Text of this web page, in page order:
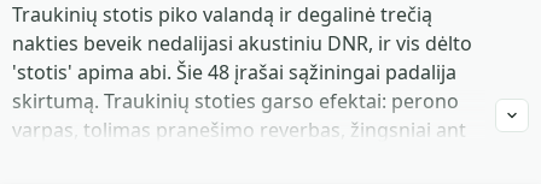
Traukinių stotis piko valandą ir degalinė trečią
nakties beveik nedalijasi akustiniu DNR, ir vis dėlto
'stotis' apima abi. Šie 48 įrašai sąžiningai padalija
skirtumą. Traukinių stoties garso efektai: perono
varpas, tolimas pranešimo reverbas, žingsniai ant